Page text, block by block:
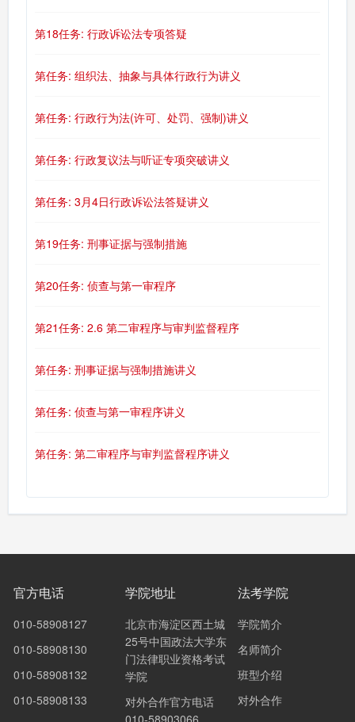
第18任务: 行政诉讼法专项答疑
第任务: 组织法、抽象与具体行政行为讲义
第任务: 行政行为法(许可、处罚、强制)讲义
第任务: 行政复议法与听证专项突破讲义
第任务: 3月4日行政诉讼法答疑讲义
第19任务: 刑事证据与强制措施
第20任务: 侦查与第一审程序
第21任务: 2.6 第二审程序与审判监督程序
第任务: 刑事证据与强制措施讲义
第任务: 侦查与第一审程序讲义
第任务: 第二审程序与审判监督程序讲义
官方电话
010-58908127
010-58908130
010-58908132
010-58908133
学院地址
北京市海淀区西土城
25号中国政法大学东
门法律职业资格考试
学院
对外合作官方电话
010-58903066
法考学院
学院简介
名师简介
班型介绍
对外合作